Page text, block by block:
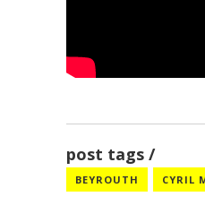
post tags
BEYROUTH CYRIL